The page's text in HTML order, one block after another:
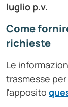
luglio p.v.
Come
richieste
Le
trasmesse
l'apposito